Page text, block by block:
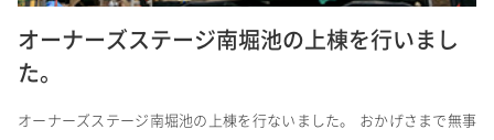
オーナーズステージ南堀池の上棟を行いまし
た。
オーナーズステージ南堀池の上棟を行ないました。 おかげさまで無事